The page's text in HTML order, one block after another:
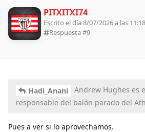
PITXITXI74
Escrito el día 8/07/2026 a las 11:18
Respuesta #9
Hadi_Anani
Andrew Hughes es
responsable del balón parado del
Pues a ver si lo aprovechamos.